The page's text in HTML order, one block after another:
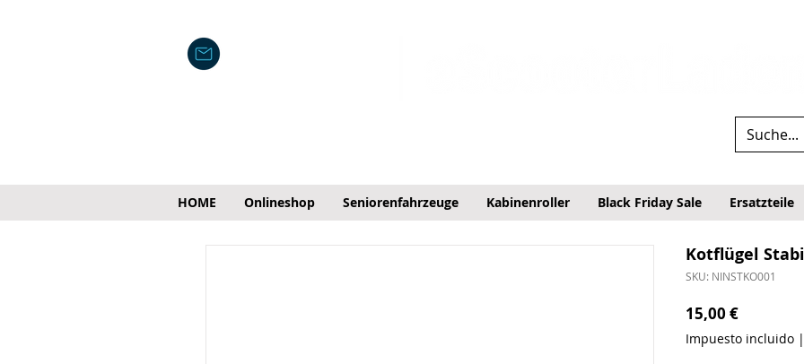
HOME Onlineshop Seniorenfahrzeuge Kabinenroller Black Friday Sale Ersatzteile
Kotflügel
SKU: NINSTKO001
15,00 €Precio
Impuesto incluido|